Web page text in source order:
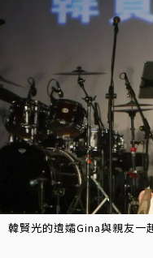
韓賢光的遺孀Gina與親友一